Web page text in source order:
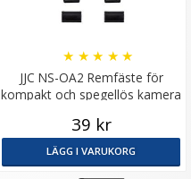
JJC NS-OA2 Remfäste för
kompakt och spegellös kamera
★ ★ ★ ★ ★
39 kr
LÄGG I VARUKORG